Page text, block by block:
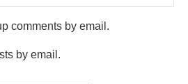
comments by email.
by email.